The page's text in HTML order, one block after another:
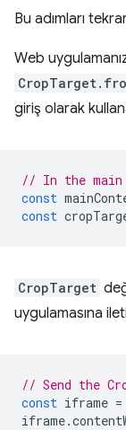
Bu adımları
Web
giriş olarak
// In the main
const
const
CropTarget
uygulamasına
// Send the
const iframe =
iframe.